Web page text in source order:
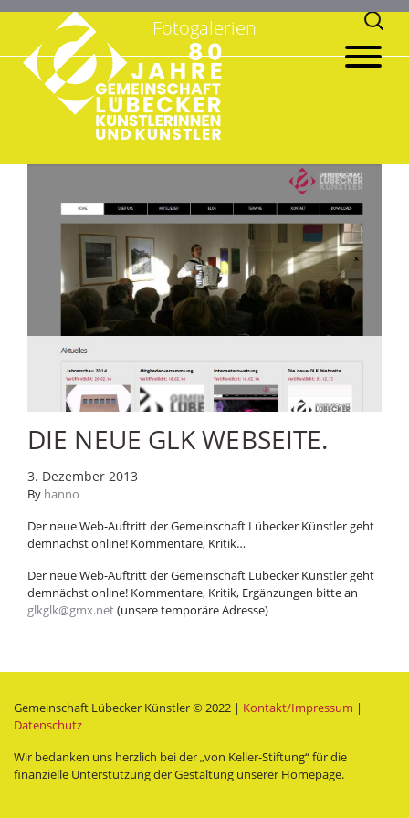
Suchen
nach:
Fotogalerien
DIE NEUE GLK WEBSEITE.
3. Dezember 2013
By hanno
Der neue Web-Auftritt der Gemeinschaft Lübecker Künstler geht
demnächst online! Kommentare, Kritik…
Der neue Web-Auftritt der Gemeinschaft Lübecker Künstler geht
demnächst online! Kommentare, Kritik, Ergänzungen bitte an
glkglk@gmx.net(unsere temporäre Adresse)
Gemeinschaft Lübecker Künstler © 2022 | Kontakt/Impressum |
Datenschutz
Wir bedanken uns herzlich bei der „von Keller-Stiftung“ für die
finanzielle Unterstützung der Gestaltung unserer Homepage.